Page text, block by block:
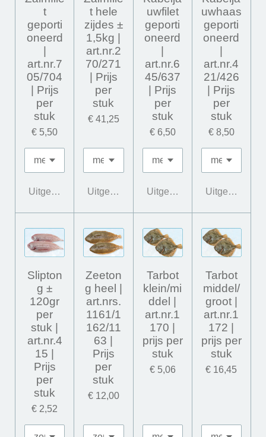
t
geporti
oneerd
art.nr.7
05/704
| Prijs
per
stuk
€ 5,50
Uitgeschakeld
t hele
zijdes ±
1,5kg |
art.nr.2
70/271
| Prijs
per
stuk
€ 41,25
Uitgeschakeld
uwfilet
geporti
oneerd
art.nr.6
45/637
| Prijs
per
stuk
€ 6,50
Uitgeschakeld
uwhaas
geporti
oneerd
art.nr.4
21/426
| Prijs
per
stuk
€ 8,50
Uitgeschakeld
Slipton
g ±
120gr
per
stuk |
art.nr.4
15 |
Prijs
per
stuk
€ 2,52
Zeeton
g heel |
art.nrs.
1161/1
162/11
63 |
Prijs
per
stuk
€ 12,00
Tarbot
klein/mi
ddel |
art.nr.1
170 |
prijs per
stuk
€ 5,06
Tarbot
middel/
groot |
art.nr.1
172 |
prijs per
stuk
€ 16,45